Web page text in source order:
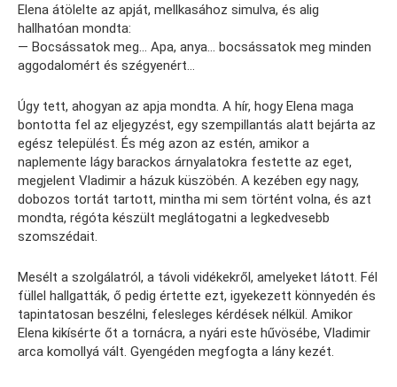
Elena átölelte az apját, mellkasához simulva, és alig
hallhatóan mondta:
— Bocsássatok meg… Apa, anya… bocsássatok meg minden
aggodalomért és szégyenért…
Úgy tett, ahogyan az apja mondta. A hír, hogy Elena maga
bontotta fel az eljegyzést, egy szempillantás alatt bejárta az
egész települést. És még azon az estén, amikor a
naplemente lágy barackos árnyalatokra festette az eget,
megjelent Vladimir a házuk küszöbén. A kezében egy nagy,
dobozos tortát tartott, mintha mi sem történt volna, és azt
mondta, régóta készült meglátogatni a legkedvesebb
szomszédait.
Mesélt a szolgálatról, a távoli vidékekről, amelyeket látott. Fél
füllel hallgatták, ő pedig értette ezt, igyekezett könnyedén és
tapintatosan beszélni, felesleges kérdések nélkül. Amikor
Elena kikísérte őt a tornácra, a nyári este hűvösébe, Vladimir
arca komollyá vált. Gyengéden megfogta a lány kezét.